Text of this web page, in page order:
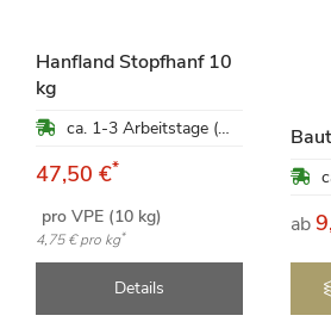
Hanfland Stopfhanf 10
kg
ca. 1-3 Arbeitstage (Mo-Fr)
47,50 €*
pro VPE (10 kg)
4,75 €pro kg*
Details
ab